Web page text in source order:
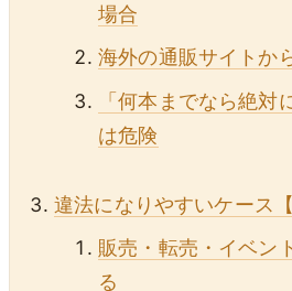
場合
海外の通販サイトか
「何本までなら絶対
は危険
違法になりやすいケース
販売・転売・イベン
る